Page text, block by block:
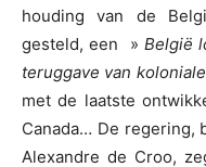
houding van de
gesteld, een » België
teruggave van
met de laatste
Canada… De regering,
Alexandre de Croo,